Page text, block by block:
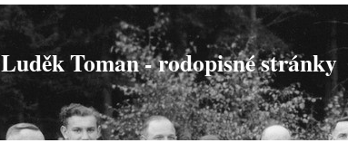
Luděk Toman - rodopisné stránky